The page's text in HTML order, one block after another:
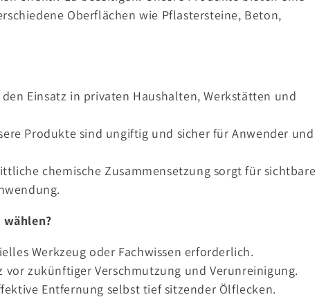
Oberflächen wie Pflastersteine, Beton,
Einsatz in privaten Haushalten, Werkstätten und
Produkte sind ungiftig und sicher für Anwender und
chemische Zusammensetzung sorgt für sichtbare
Werkzeug oder Fachwissen erforderlich.
vor zukünftiger Verschmutzung und Verunreinigung.
Entfernung selbst tief sitzender Ölflecken.